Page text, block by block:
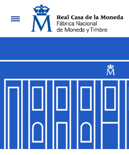
Navegación
Mostrar/Ocultar
Mostrar/Ocultar
Mostrar/Ocultar